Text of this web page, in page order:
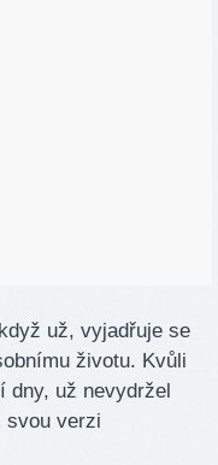
už, vyjadřuje se
životu. Kvůli
dny, už nevydržel
svou verzi